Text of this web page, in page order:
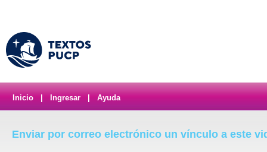
Inicio Ingresar Ayuda
Enviar por correo electrónico un vínculo a este